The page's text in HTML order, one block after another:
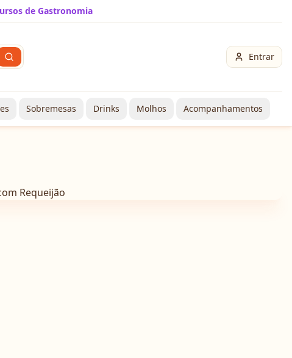
de Gastronomia
Entrar
Sobremesas Drinks Molhos Acompanhamentos